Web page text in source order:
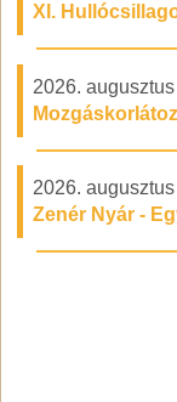
XI.
2026.
2026.
Zenér Nyár -